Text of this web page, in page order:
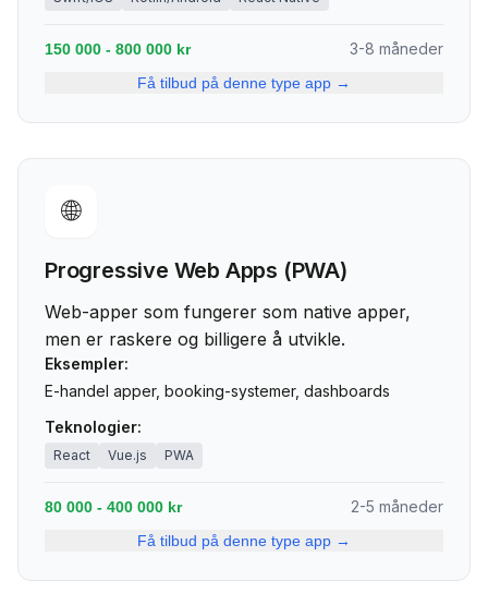
150 000 - 800 000 kr 3-8 måneder
Få tilbud på denne type app →
🌐
Progressive Web Apps (PWA)
Web-apper som fungerer som native apper,
men er raskere og billigere å utvikle.
Eksempler:
E-handel apper, booking-systemer, dashboards
Teknologier:
React Vue.js PWA
80 000 - 400 000 kr 2-5 måneder
Få tilbud på denne type app →